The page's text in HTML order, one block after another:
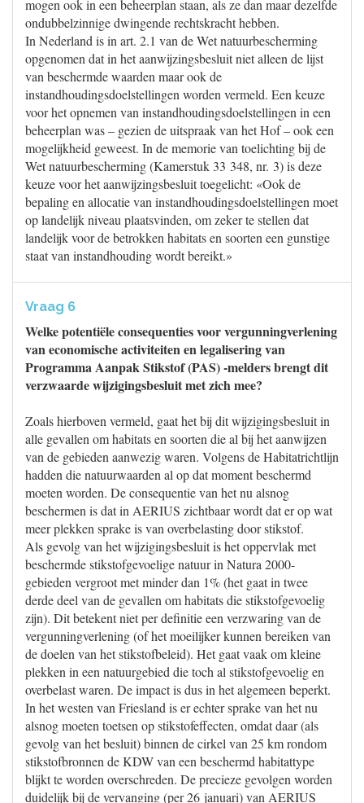
mogen ook in een beheerplan staan, als ze dan maar dezelfde
ondubbelzinnige dwingende rechtskracht hebben.
In Nederland is in art. 2.1 van de Wet natuurbescherming
opgenomen dat in het aanwijzingsbesluit niet alleen de lijst
van beschermde waarden maar ook de
instandhoudingsdoelstellingen worden vermeld. Een keuze
voor het opnemen van instandhoudingsdoelstellingen in een
beheerplan was – gezien de uitspraak van het Hof – ook een
mogelijkheid geweest. In de memorie van toelichting bij de
Wet natuurbescherming (Kamerstuk 33 348, nr. 3) is deze
keuze voor het aanwijzingsbesluit toegelicht: «Ook de
bepaling en allocatie van instandhoudingsdoelstellingen moet
op landelijk niveau plaatsvinden, om zeker te stellen dat
landelijk voor de betrokken habitats en soorten een gunstige
staat van instandhouding wordt bereikt.»
Vraag 6
Welke potentiële consequenties voor vergunningverlening
van economische activiteiten en legalisering van
Programma Aanpak Stikstof (PAS) -melders brengt dit
verzwaarde wijzigingsbesluit met zich mee?
Zoals hierboven vermeld, gaat het bij dit wijzigingsbesluit in
alle gevallen om habitats en soorten die al bij het aanwijzen
van de gebieden aanwezig waren. Volgens de Habitatrichtlijn
hadden die natuurwaarden al op dat moment beschermd
moeten worden. De consequentie van het nu alsnog
beschermen is dat in AERIUS zichtbaar wordt dat er op wat
meer plekken sprake is van overbelasting door stikstof.
Als gevolg van het wijzigingsbesluit is het oppervlak met
beschermde stikstofgevoelige natuur in Natura 2000-
gebieden vergroot met minder dan 1% (het gaat in twee
derde deel van de gevallen om habitats die stikstofgevoelig
zijn). Dit betekent niet per definitie een verzwaring van de
vergunningverlening (of het moeilijker kunnen bereiken van
de doelen van het stikstofbeleid). Het gaat vaak om kleine
plekken in een natuurgebied die toch al stikstofgevoelig en
overbelast waren. De impact is dus in het algemeen beperkt.
In het westen van Friesland is er echter sprake van het nu
alsnog moeten toetsen op stikstofeffecten, omdat daar (als
gevolg van het besluit) binnen de cirkel van 25 km rondom
stikstofbronnen de KDW van een beschermd habitattype
blijkt te worden overschreden. De precieze gevolgen worden
duidelijk bij de vervanging (per 26 januari) van AERIUS